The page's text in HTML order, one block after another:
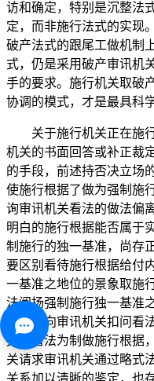
访和确定，特别是沉整法
定，而非施行法式的实现
破产法式的跟尾工做机制
式，仍是采用破产审讯机
手的要求。施行机关取破
协调的模式，才是最具科
关于施行机关正在施行
机关的书面回答或补正裁
的手段，前述持否决立场
使施行根据了做为强制施
询审讯机关看法的做法偏
明白的施行根据能否属于
制施行的独一基准，尚存
要区别看待施行根据给付
一基准之地位的景象取施
法阐扬强制施行独一基准
行机关向审讯机关扣问看
关的看法为制做施行根据
关请求审讯机关通过略式